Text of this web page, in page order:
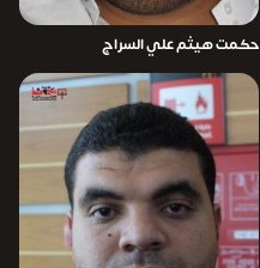
حكمت هيثم علي السراج